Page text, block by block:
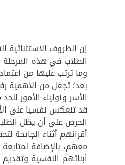
إن الظروف الاستثنائية
الطلاب في هذه المرحلة
وما ترتب عليها من
بعد؛ تجعل من الأهمية
الأسر وأولياء الأمور
قد تنعكس نفسيا على
الحرص على أن يظل
أقرانهم أثناء الجائحة
معهم، بالإضافة لمتابعة
أبنائهم النفسية